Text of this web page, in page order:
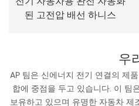
된 고전압 배선 하니스
우
AP 팀은 신에너지 전기 연결의 제
합에 중점을 두고 있습니다. 이 팀
보유하고 있으며 유명한 자동차